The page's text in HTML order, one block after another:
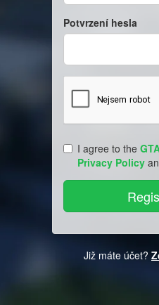
Potvrzení hesla
I agree to the
Privacy Policy
Již máte účet?